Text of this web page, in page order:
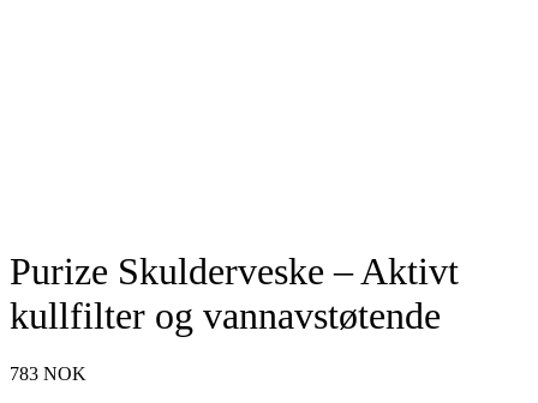
Purize Skulderveske – Aktivt
kullfilter og vannavstøtende
783 NOK